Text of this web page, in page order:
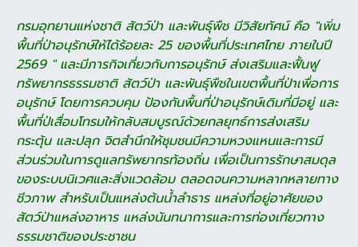
กรมอุทยานแห่งชาติ สัตว์ป่า และพันธุ์พืช มีวิสัยทัศน์ คือ "เพิ่ม
พื้นที่ป่าอนุรักษ์ให้ได้ร้อยละ 25 ของพื้นที่ประเทศไทย ภายในปี
2569 " และมีภารกิจเกี่ยวกับการอนุรักษ์ ส่งเสริมและฟื้นฟู
ทรัพยากรธรรมชาติ สัตว์ป่า และพันธุ์พืชในเขตพื้นที่ป่าเพื่อการ
อนุรักษ์ โดยการควบคุม ป้องกันพื้นที่ป่าอนุรักษ์เดิมที่มีอยู่ และ
พื้นที่ป่เสื่อมโทรมให้กลับสมบูรณ์ด้วยกลยุทธ์การส่งเสริม
กระตุ้น และปลุก จิตสำนึกให้ชุมชนมีความหวงแหนและการมี
ส่วนร่วมในการดูแลทรัพยากรท้องถิ่น เพื่อเป็นการรักษาสมดุล
ของระบบนิเวศและสิ่งแวดล้อม ตลอดจนความหลากหลายทาง
ชีวภาพ สำหรับเป็นแหล่งต้นน้ำลำธาร แหล่งที่อยู่อาศัยของ
สัตว์ป่าแหล่งอาหาร แหล่งนันทนาการและการท่องเที่ยวทาง
ธรรมชาติของประชาชน